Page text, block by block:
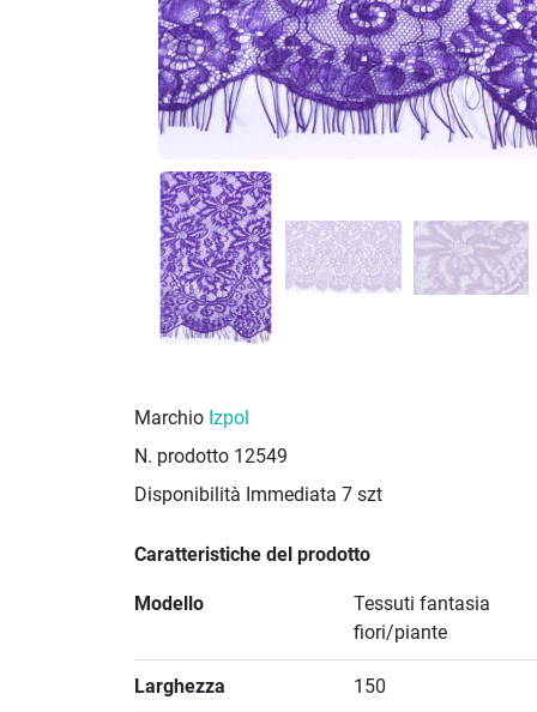
Marchio Izpol
N. prodotto 12549
Disponibilità Immediata 7 szt
Caratteristiche del prodotto
Modello
Tessuti fantasia
fiori/piante
Larghezza 150